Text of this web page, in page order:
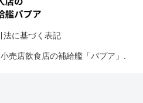
法に基づく表記
売店飲食店の補給艦「パプア」.